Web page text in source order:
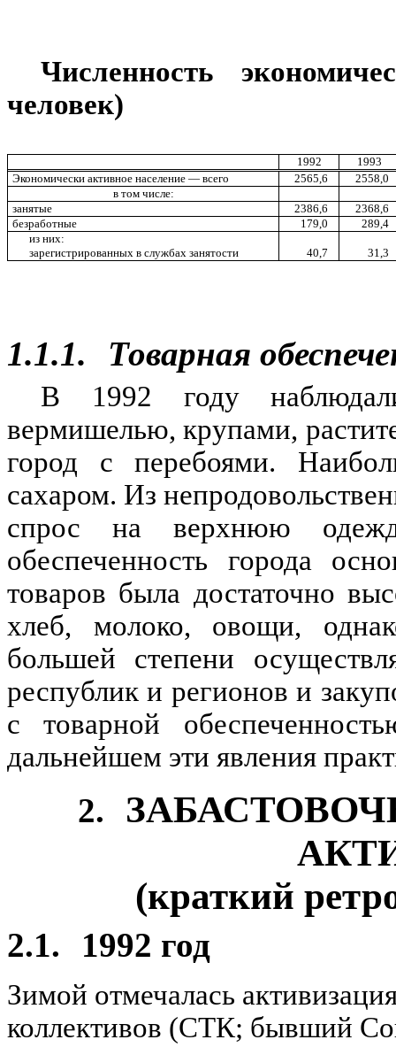
Численность
человек)
1992
1993
Экономически активное население — всего
2565,6
2558,0
в том числе:
занятые
2386,6
2368,6
безработные
179,0
289,4
из них:
зарегистрированных в службах занятости
40,7 31,3
1.1.1. Товарная
В 1992 году
вермишелью, крупами,
город с перебоями.
сахаром. Из
спрос на верхнюю
обеспеченность города
товаров была достаточно
хлеб, молоко, овощи,
большей степени
республик и регионов и
с товарной
дальнейшем эти явления
2.
(краткий
2.1. 1992 год
Зимой отмечалась
коллективов (СТК; бывший